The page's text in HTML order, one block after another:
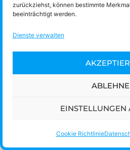
zurückziehst, können bestimmte
beeinträchtigt werden.
Dienste verwalten
EINSTELLUNGEN
Cookie Richtlinie
Kontakt Jobs Rechtliches
Cookie Richtlinie (EU)